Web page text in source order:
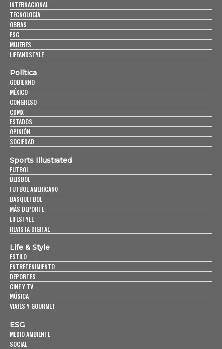
INTERNACIONAL
TECNOLOGÍA
OBRAS
ESG
MUJERES
LIFEANDSTYLE
Política
GOBIERNO
MÉXICO
CONGRESO
CDMX
ESTADOS
OPINIÓN
SOCIEDAD
Sports Illustrated
FUTBOL
BEISBOL
FUTBOL AMERICANO
BASQUETBOL
MÁS DEPORTE
LIFESTYLE
REVISTA DIGITAL
Life & Style
ESTILO
ENTRETENIMIENTO
DEPORTES
CINE Y TV
MÚSICA
VIAJES Y GOURMET
ESG
MEDIO AMBIENTE
SOCIAL